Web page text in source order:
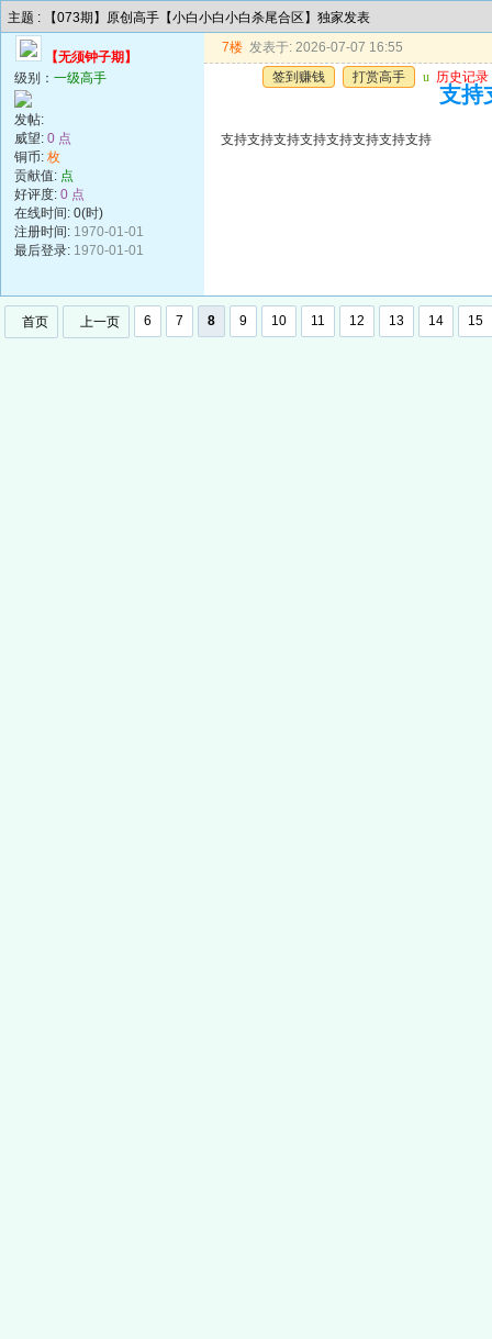
主题 : 【073期】原创高手【小白小白小白杀尾合区】独家发表
【无须钟子期】
级别： 一级高手
发帖:
威望: 0 点
铜币: 枚
贡献值: 点
好评度: 0 点
在线时间: 0(时)
注册时间: 1970-01-01
最后登录: 1970-01-01
7楼 发表于: 2026-07-07 16:55
签到赚钱
打赏高手 u 历史记录
支持
支持支持支持支持支持支持支持支持
首页 上一页 6 7 8 9 10 11 12 13 14 15